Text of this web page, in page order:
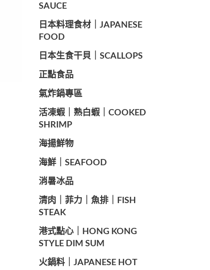
SAUCE
️日本料理食材｜JAPANESE
FOOD
日本生食干貝｜SCALLOPS
正點食品
️氣炸鍋專區
️活凍蝦｜熟白蝦｜COOKED
SHRIMP
海揚鮮物
海鮮｜SEAFOOD
️消暑冰品
️清肉｜菲力｜魚排｜FISH
STEAK
️港式點心｜HONG KONG
STYLE DIM SUM
️火鍋料｜JAPANESE HOT